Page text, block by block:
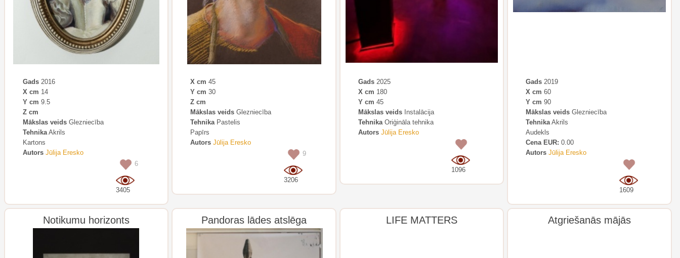
Gads 2016
X cm 14
Y cm 9.5
Z cm
Mākslas veids Glezniecība
TehnikaAkrils
Kartons
Autors Jūlija Eresko
6
3405
X cm 45
Y cm 30
Z cm
Mākslas veids Glezniecība
TehnikaPastelis
Papīrs
Autors Jūlija Eresko
9
3206
Gads2025
X cm 180
Y cm 45
Mākslas veidsInstalācija
TehnikaOriģināla tehnika
Autors Jūlija Eresko
1096
Gads 2019
X cm 60
Y cm 90
Mākslas veids Glezniecība
TehnikaAkrils
Audekls
Cena EUR: 0.00
Autors Jūlija Eresko
1609
Notikumu horizonts Pandoras lādes atslēga LIFE MATTERS Atgriešanās mājās